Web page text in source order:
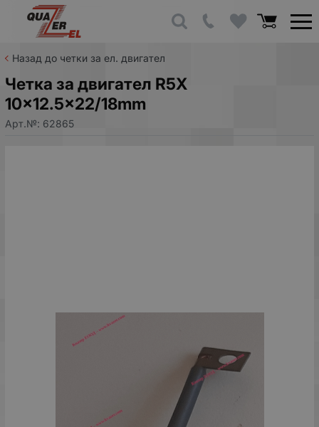
Назад до четки за ел. двигател
Четка за двигател R5X
10x12.5x22/18mm
Арт.№: 62865